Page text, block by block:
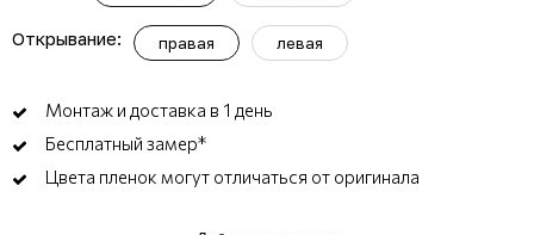
Открывание: правая левая
Монтаж и доставка в 1 день
Бесплатный замер*
Цвета пленок могут отличаться от оригинала